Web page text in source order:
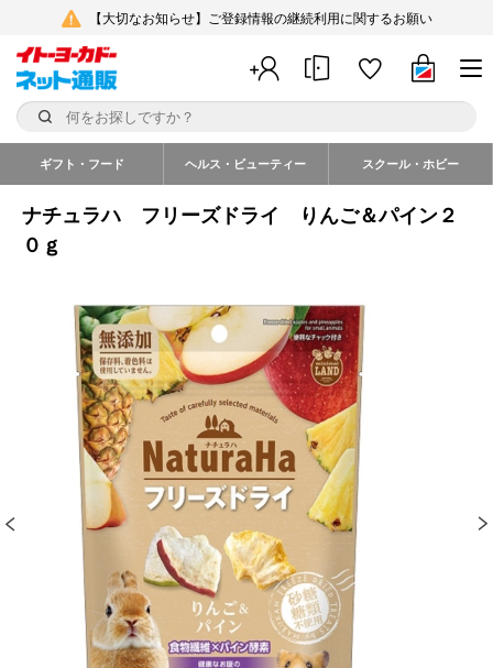
【大切なお知らせ】ご登録情報の継続利用に関するお願い
ギフト・フード ヘルス・ビューティー スクール・ホビー
ナチュラハ フリーズドライ りんご＆パイン２
０ｇ